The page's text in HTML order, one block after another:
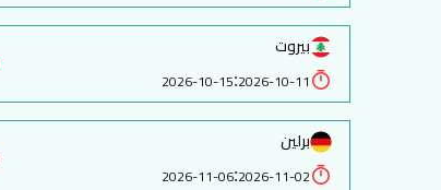
بيروت
2026-10-11
:
2026-10-15
برلين
2026-11-02
:
2026-11-06